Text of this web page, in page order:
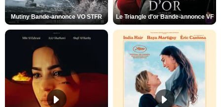
Mutiny Bande-annonce VO STFR Le Triangle d'or Bande-annonce VF